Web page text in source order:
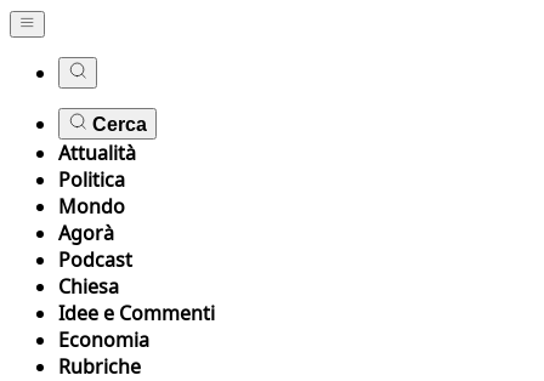
Cerca
Attualità
Politica
Mondo
Agorà
Podcast
Chiesa
Idee e Commenti
Economia
Rubriche